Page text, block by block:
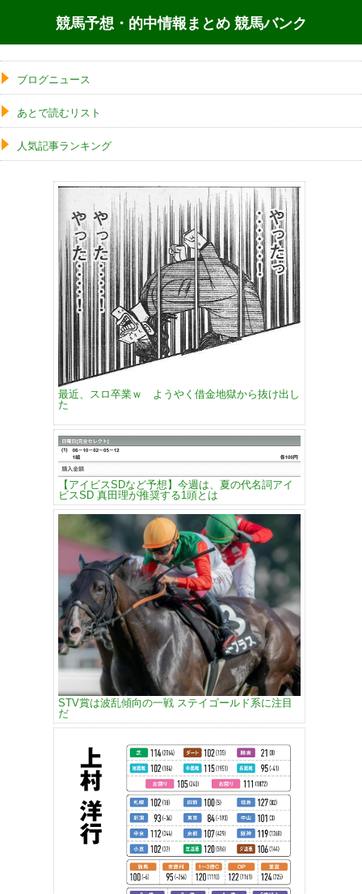
競馬予想・的中情報まとめ 競馬バンク
ブログニュース
あとで読むリスト
人気記事ランキング
最近、スロ卒業ｗ ようやく借金地獄から抜け出し
た
【アイビスSDなど予想】今週は、夏の代名詞アイ
ビスSD 真田理が推奨する1頭とは
STV賞は波乱傾向の一戦 ステイゴールド系に注目
だ